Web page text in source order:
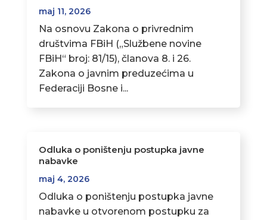
maj 11, 2026
Na osnovu Zakona o privrednim
društvima FBiH („Službene novine
FBiH“ broj: 81/15), članova 8. i 26.
Zakona o javnim preduzećima u
Federaciji Bosne i...
Odluka o poništenju postupka javne
nabavke
maj 4, 2026
Odluka o poništenju postupka javne
nabavke u otvorenom postupku za